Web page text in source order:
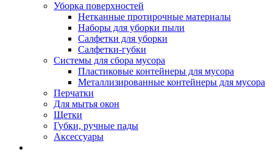
Уборка поверхностей
Нетканные протирочные материалы
Наборы для уборки пыли
Салфетки для уборки
Салфетки-губки
Системы для сбора мусора
Пластиковые контейнеры для мусора
Металлизированные контейнеры для мусора
Перчатки
Для мытья окон
Щетки
Губки, ручные пады
Аксессуары